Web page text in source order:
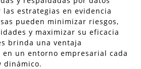
las estrategias en evidencia
pueden minimizar riesgos,
y maximizar su eficacia
brinda una ventaja
un entorno empresarial cada
dinámico.